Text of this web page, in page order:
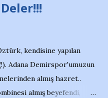
kendisine yapılan
Adana Demirspor'umuzun
almış hazret..
almış beyefendi,